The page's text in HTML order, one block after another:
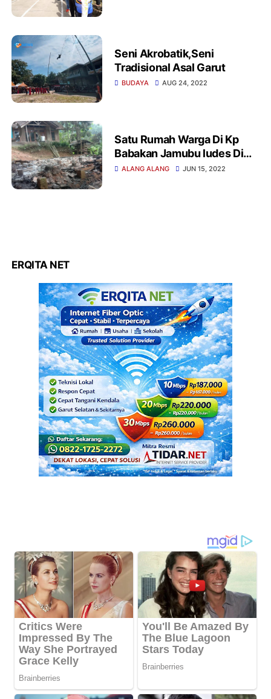
Seni Akrobatik,Seni
Tradisional Asal Garut
BUDAYA AUG 24, 2022
Satu Rumah Warga Di Kp
Babakan Jamubu ludes Di
Lalap Sijago Merah
ALANG ALANG JUN 15, 2022
ERQITA NET